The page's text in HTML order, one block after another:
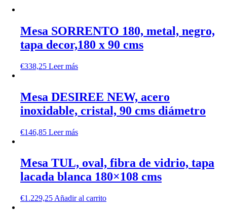
Mesa SORRENTO 180, metal, negro,
tapa decor,180 x 90 cms
€338,25 Leer más
Mesa DESIREE NEW, acero
inoxidable, cristal, 90 cms diámetro
€146,85 Leer más
Mesa TUL, oval, fibra de vidrio, tapa
lacada blanca 180×108 cms
€1.229,25 Añadir al carrito